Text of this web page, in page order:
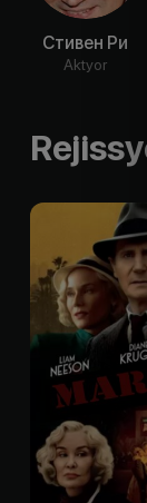
Стивен Ри
Aktyor